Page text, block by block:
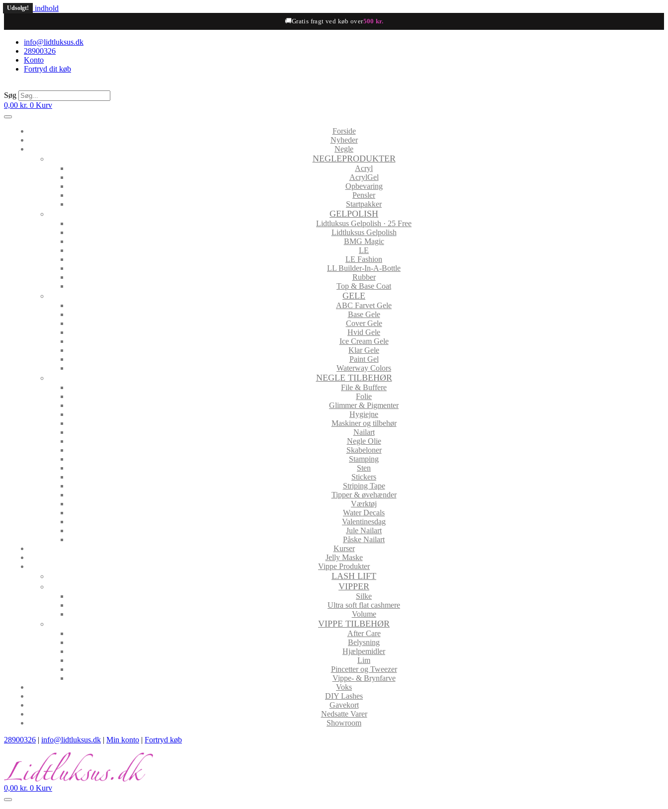
Videre til indhold
🚚Gratis fragt ved køb over500 kr.
info@lidtluksus.dk
28900326
Konto
Fortryd dit køb
Søg
0,00 kr. 0 Kurv
Forside
Nyheder
Negle
NEGLEPRODUKTER
Acryl
AcrylGel
Opbevaring
Pensler
Startpakker
GELPOLISH
Lidtluksus Gelpolish · 25 Free
Lidtluksus Gelpolish
BMG Magic
LE
LE Fashion
LL Builder-In-A-Bottle
Rubber
Top & Base Coat
GELE
ABC Farvet Gele
Base Gele
Cover Gele
Hvid Gele
Ice Cream Gele
Klar Gele
Paint Gel
Waterway Colors
NEGLE TILBEHØR
File & Buffere
Folie
Glimmer & Pigmenter
Hygiejne
Maskiner og tilbehør
Nailart
Negle Olie
Skabeloner
Stamping
Sten
Stickers
Striping Tape
Tipper & øvehænder
Værktøj
Water Decals
Valentinesdag
Jule Nailart
Påske Nailart
Kurser
Jelly Maske
Vippe Produkter
LASH LIFT
VIPPER
Silke
Ultra soft flat cashmere
Volume
VIPPE TILBEHØR
After Care
Belysning
Hjælpemidler
Lim
Pincetter og Tweezer
Vippe- & Brynfarve
Voks
DIY Lashes
Gavekort
Nedsatte Varer
Showroom
28900326 | info@lidtluksus.dk | Min konto | Fortryd køb
0,00 kr. 0 Kurv
Udsolgt!